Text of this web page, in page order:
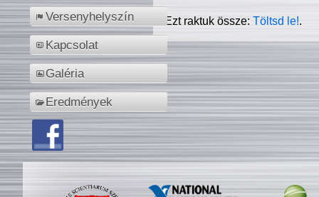
Versenyhelyszín
Kapcsolat
Galéria
Eredmények
Ezt raktuk össze:Töltsd le!.